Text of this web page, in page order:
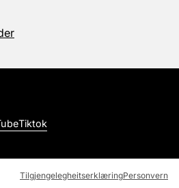
Tiktok
TilgjengelegheitserklæringPersonvern